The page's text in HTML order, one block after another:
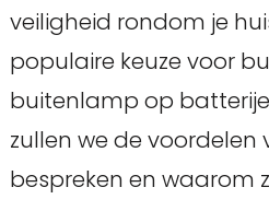
veiligheid rondom je
populaire keuze voor
buitenlamp op
zullen we de
bespreken en waarom